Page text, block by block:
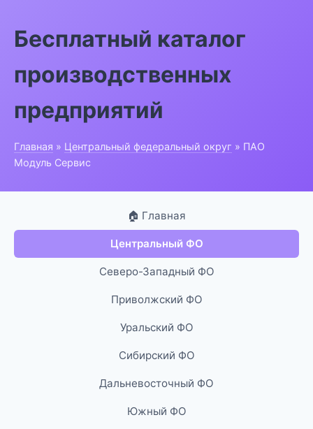
Бесплатный каталог
производственных
предприятий
Главная » Центральный федеральный округ » ПАО
Модуль Сервис
🏠 Главная
Центральный ФО
Северо-Западный ФО
Приволжский ФО
Уральский ФО
Сибирский ФО
Дальневосточный ФО
Южный ФО